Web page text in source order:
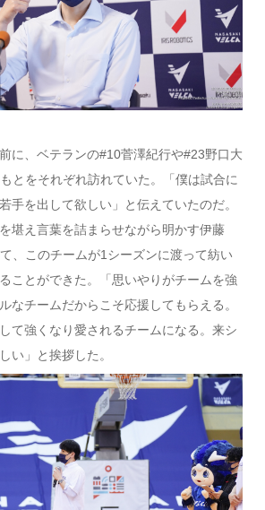
に、ベテランの#10菅澤紀行や#23野口大
とをそれぞれ訪れていた。「僕は試合に
手を出して欲しい」と伝えていたのだ。
堪え言葉を詰まらせながら明かす伊藤
、このチームが1シーズンに渡って紡い
ことができた。「思いやりがチームを強
なチームだからこそ応援してもらえる。
て強くなり愛されるチームになる。来シ
い」と挨拶した。